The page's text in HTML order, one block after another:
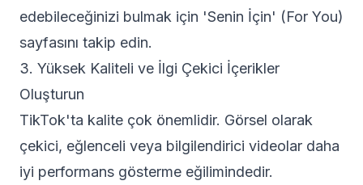
edebileceğinizi bulmak için 'Senin İçin' (For You)
sayfasını takip edin.
3. Yüksek Kaliteli ve İlgi Çekici İçerikler
Oluşturun
TikTok'ta kalite çok önemlidir. Görsel olarak
çekici, eğlenceli veya bilgilendirici videolar daha
iyi performans gösterme eğilimindedir.